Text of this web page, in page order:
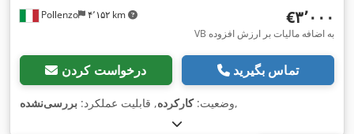
Pollenzo ۴٬۱۵۲ km ‎€۳٬۰۰۰
VB به اضافه مالیات بر ارزش افزوده
درخواست کردن تماس بگیرید
وضعیت:کارکرده, قابلیت عملکرد: بررسی‌نشده ,